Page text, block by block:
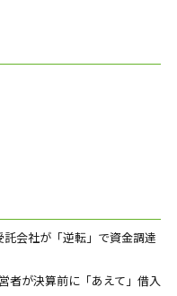
託会社が「逆転」で資金調達
者が決算前に「あえて」借入